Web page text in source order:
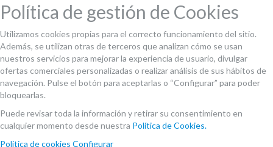
Política de gestión de Cookies
Utilizamos cookies propias para el correcto funcionamiento del sitio.
Además, se utilizan otras de terceros que analizan cómo se usan
nuestros servicios para mejorar la experiencia de usuario, divulgar
ofertas comerciales personalizadas o realizar análisis de sus hábitos de
navegación. Pulse el botón para aceptarlas o “Configurar” para poder
bloquearlas.
Puede revisar toda la información y retirar su consentimiento en
cualquier momento desde nuestra Política de Cookies.
Política de cookies Configurar